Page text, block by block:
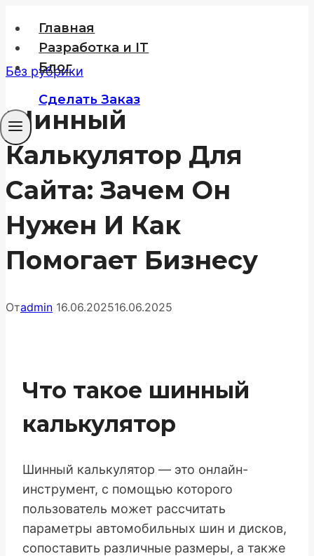
содержимому
Главная
Разработка и IT
Блог
Сделать Заказ
Без рубрики
Шинный
Калькулятор Для
Сайта: Зачем Он
Нужен И Как
Помогает Бизнесу
Отadmin 16.06.202516.06.2025
Что такое шинный
калькулятор
Шинный калькулятор — это онлайн-
инструмент, с помощью которого
пользователь может рассчитать
параметры автомобильных шин и дисков,
сопоставить различные размеры, а также